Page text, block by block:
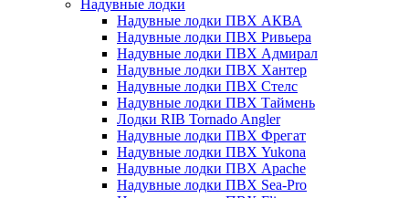
Надувные лодки
Надувные лодки ПВХ АКВА
Надувные лодки ПВХ Ривьера
Надувные лодки ПВХ Адмирал
Надувные лодки ПВХ Хантер
Надувные лодки ПВХ Стелс
Надувные лодки ПВХ Таймень
Лодки RIB Tornado Angler
Надувные лодки ПВХ Фрегат
Надувные лодки ПВХ Yukona
Надувные лодки ПВХ Apache
Надувные лодки ПВХ Sea-Pro